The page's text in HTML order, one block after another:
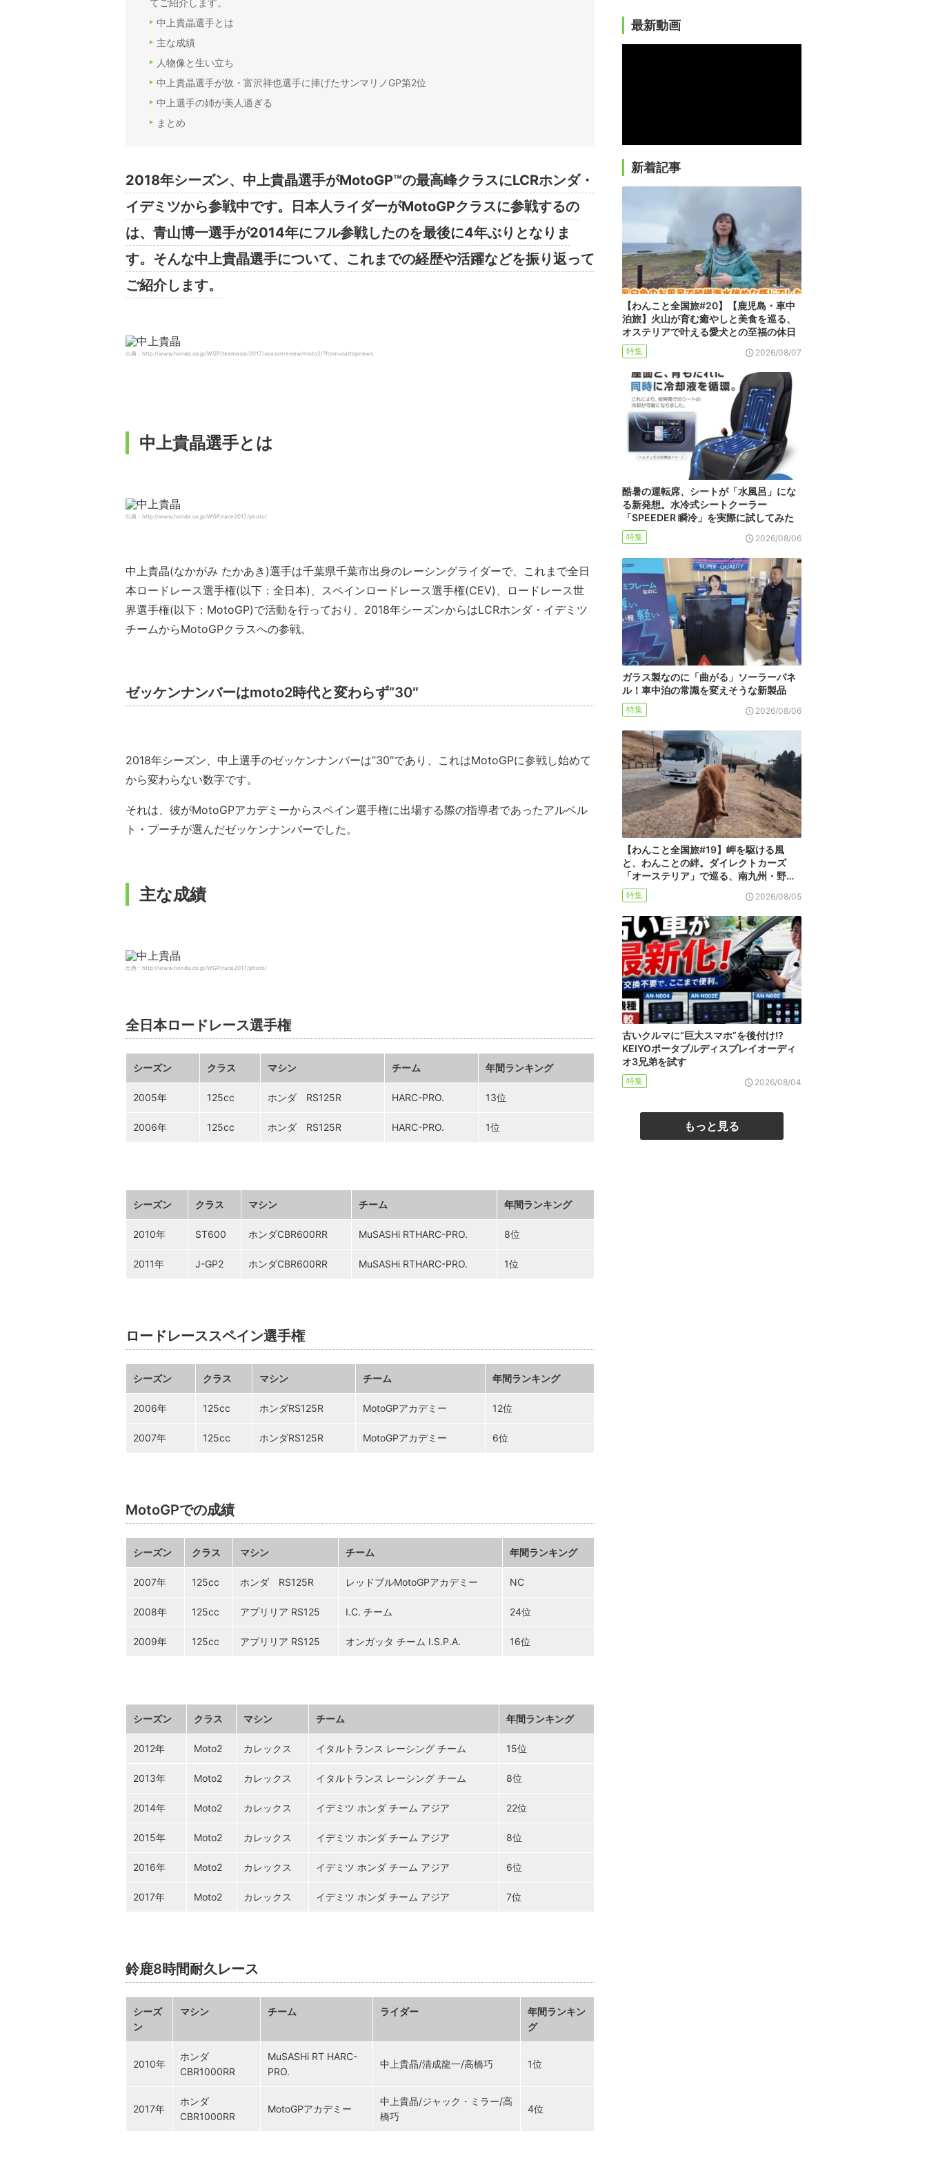
てご紹介します。
中上貴晶選手とは
主な成績
人物像と生い立ち
中上貴晶選手が故・富沢祥也選手に捧げたサンマリノGP第2位
中上選手の姉が美人過ぎる
まとめ
2018年シーズン、中上貴晶選手がMotoGP™の最高峰クラスにLCRホンダ・
イデミツから参戦中です。日本人ライダーがMotoGPクラスに参戦するの
は、青山博一選手が2014年にフル参戦したのを最後に4年ぶりとなりま
す。そんな中上貴晶選手について、これまでの経歴や活躍などを振り返って
ご紹介します。
出典：http://www.honda.co.jp/WGP/teamasia/2017/seasonreview/moto2/?from=cattopnews
中上貴晶選手とは
出典：http://www.honda.co.jp/WGP/race2017/photo/
中上貴晶(なかがみ たかあき)選手は千葉県千葉市出身のレーシングライダーで、これまで全日
本ロードレース選手権(以下：全日本)、スペインロードレース選手権(CEV)、ロードレース世
界選手権(以下：MotoGP)で活動を行っており、2018年シーズンからはLCRホンダ・イデミツ
チームからMotoGPクラスへの参戦。
ゼッケンナンバーはmoto2時代と変わらず”30″
2018年シーズン、中上選手のゼッケンナンバーは”30″であり、これはMotoGPに参戦し始めて
から変わらない数字です。
それは、彼がMotoGPアカデミーからスペイン選手権に出場する際の指導者であったアルベル
ト・プーチが選んだゼッケンナンバーでした。
主な成績
出典：http://www.honda.co.jp/WGP/race2017/photo/
全日本ロードレース選手権
シーズン クラス マシン チーム 年間ランキング
2005年 125cc ホンダ RS125R HARC-PRO. 13位
2006年 125cc ホンダ RS125R HARC-PRO. 1位
シーズン クラス マシン チーム 年間ランキング
2010年 ST600 ホンダCBR600RR MuSASHi RTHARC-PRO. 8位
2011年 J-GP2 ホンダCBR600RR MuSASHi RTHARC-PRO. 1位
ロードレーススペイン選手権
シーズン クラス マシン チーム 年間ランキング
2006年 125cc ホンダRS125R MotoGPアカデミー 12位
2007年 125cc ホンダRS125R MotoGPアカデミー 6位
MotoGPでの成績
シーズン クラス マシン チーム 年間ランキング
2007年 125cc ホンダ RS125R レッドブルMotoGPアカデミー NC
2008年 125cc アプリリア RS125 I.C. チーム 24位
2009年 125cc アプリリア RS125 オンガッタ チーム I.S.P.A. 16位
シーズン クラス マシン チーム 年間ランキング
2012年 Moto2 カレックス イタルトランス レーシング チーム 15位
2013年 Moto2 カレックス イタルトランス レーシング チーム 8位
2014年 Moto2 カレックス イデミツ ホンダ チーム アジア 22位
2015年 Moto2 カレックス イデミツ ホンダ チーム アジア 8位
2016年 Moto2 カレックス イデミツ ホンダ チーム アジア 6位
2017年 Moto2 カレックス イデミツ ホンダ チーム アジア 7位
鈴鹿8時間耐久レース
シーズ
ン
マシン チーム ライダー
年間ランキン
グ
2010年
ホンダ
CBR1000RR
MuSASHi RT HARC-
PRO.
中上貴晶/清成龍一/高橋巧 1位
2017年
ホンダ
CBR1000RR
MotoGPアカデミー
中上貴晶/ジャック・ミラー/高
橋巧
4位
最新動画
新着記事
【わんこと全国旅#20】【鹿児島・車中
泊旅】火山が育む癒やしと美食を巡る、
オステリアで叶える愛犬との至福の休日
特集 2026/08/07
酷暑の運転席、シートが「水風呂」にな
る新発想。水冷式シートクーラー
「SPEEDER 瞬冷」を実際に試してみた
特集 2026/08/06
ガラス製なのに「曲がる」ソーラーパネ
ル！車中泊の常識を変えそうな新製品
特集 2026/08/06
【わんこと全国旅#19】岬を駆ける風
と、わんことの絆。ダイレクトカーズ
「オーステリア」で巡る、南九州・野…
特集 2026/08/05
古いクルマに“巨大スマホ”を後付け!?
KEIYOポータブルディスプレイオーディ
オ3兄弟を試す
特集 2026/08/04
もっと見る